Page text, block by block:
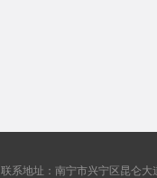
联系地址：南宁市兴宁区昆仑大